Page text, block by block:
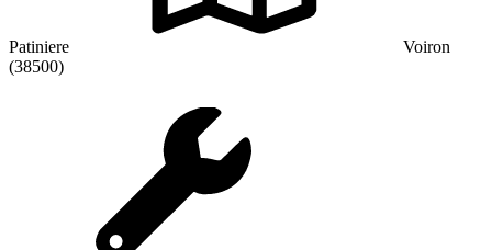
Patiniere
Voiron
(38500)